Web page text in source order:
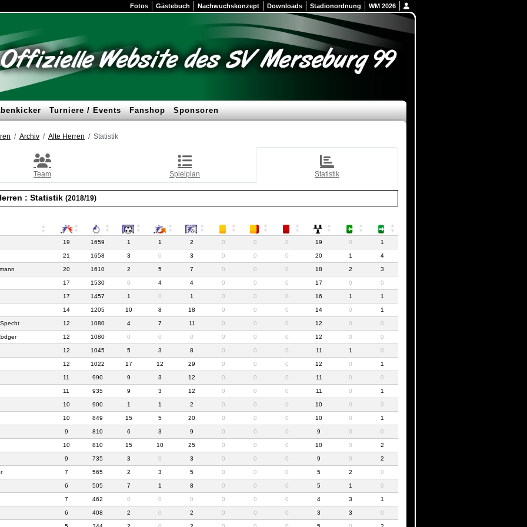
Fotos Gästebuch Nachwuchskonzept Downloads Stadionordnung WM 2026
Turniere / Events Fanshop Sponsoren
Archiv Alte Herren Statistik
Team Spielplan Statistik
: Statistik (2018/19)
19 1659 1 1 2 0 0 0 19 0 1
21 1658 3 0 3 0 0 0 20 1 4
20 1610 2 5 7 0 0 0 18 2 3
17 1530 0 4 4 0 0 0 17 0 0
17 1457 1 0 1 0 0 0 16 1 1
14 1205 10 8 18 0 0 0 14 0 1
12 1080 4 7 11 0 0 0 12 0 0
12 1080 0 0 0 0 0 0 12 0 0
12 1045 5 3 8 0 0 0 11 1 0
12 1022 17 12 29 0 0 0 12 0 1
11 990 9 3 12 0 0 0 11 0 0
11 935 9 3 12 0 0 0 11 0 1
10 900 1 1 2 0 0 0 10 0 0
10 849 15 5 20 0 0 0 10 0 1
9 810 6 3 9 0 0 0 9 0 0
10 810 15 10 25 0 0 0 10 0 2
9 735 3 0 3 0 0 0 9 0 2
7 565 2 3 5 0 0 0 5 2 0
6 505 7 1 8 0 0 0 5 1 0
7 462 0 0 0 0 0 0 4 3 1
6 408 2 0 2 0 0 0 3 3 0